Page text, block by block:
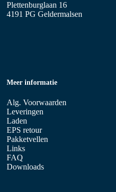
Meer informatie
Alg. Voorwaarden
Leveringen
Laden
EPS retour
Pakketvellen
Links
FAQ
Downloads
Plettenburglaan 16
4191 PG Geldermalsen